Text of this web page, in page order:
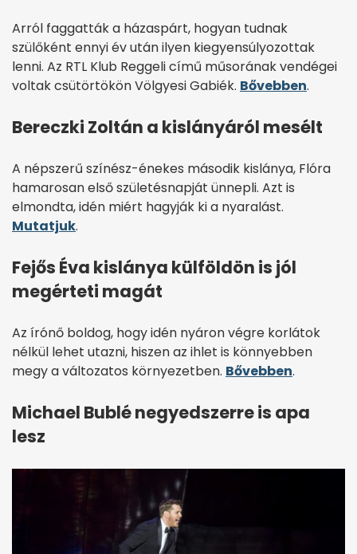
Arról faggatták a házaspárt, hogyan tudnak
szülőként ennyi év után ilyen kiegyensúlyozottak
lenni. Az RTL Klub Reggeli című műsorának vendégei
voltak csütörtökön Völgyesi Gabiék. Bővebben.
Bereczki Zoltán a kislányáról mesélt
A népszerű színész-énekes második kislánya, Flóra
hamarosan első születésnapját ünnepli. Azt is
elmondta, idén miért hagyják ki a nyaralást.
Mutatjuk.
Fejős Éva kislánya külföldön is jól
megérteti magát
Az írónő boldog, hogy idén nyáron végre korlátok
nélkül lehet utazni, hiszen az ihlet is könnyebben
megy a változatos környezetben. Bővebben.
Michael Bublé negyedszerre is apa
lesz